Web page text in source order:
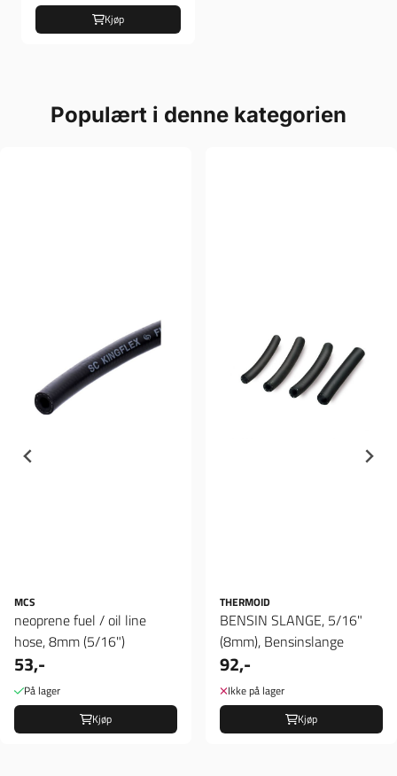
Kjøp
Populært i denne kategorien
MCS
neoprene fuel / oil line
hose, 8mm (5/16")
53,-
På lager
Kjøp
THERMOID
BENSIN SLANGE, 5/16"
(8mm), Bensinslange
92,-
Ikke på lager
Kjøp